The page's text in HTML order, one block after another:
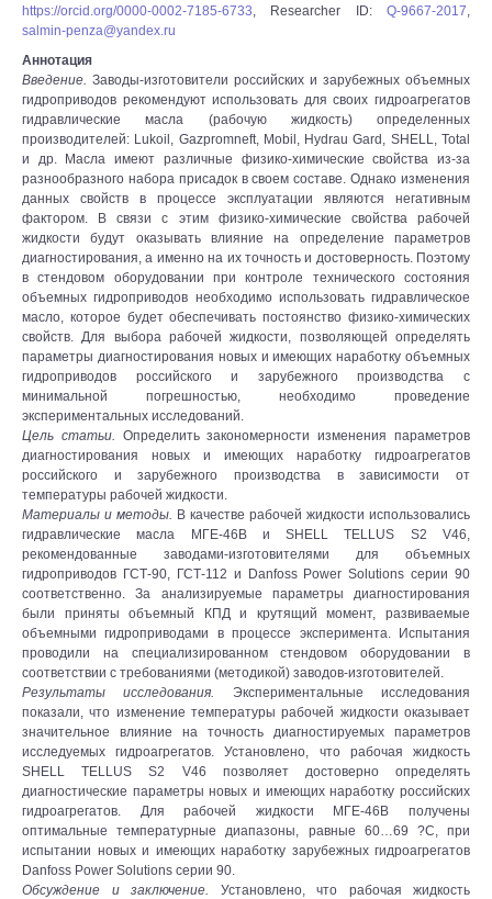
https://orcid.org/0000-0002-7185-6733, Researcher ID: Q-9667-2017,
salmin-penza@yandex.ru
Аннотация
Введение. Заводы-изготовители российских и зарубежных объемных
гидроприводов рекомендуют использовать для своих гидроагрегатов
гидравлические масла (рабочую жидкость) определенных
производителей: Lukoil, Gazpromneft, Mobil, Hydrau Gard, SHELL, Total
и др. Масла имеют различные физико-химические свойства из-за
разнообразного набора присадок в своем составе. Однако изменения
данных свойств в процессе эксплуатации являются негативным
фактором. В связи с этим физико-химические свойства рабочей
жидкости будут оказывать влияние на определение параметров
диагностирования, а именно на их точность и достоверность. Поэтому
в стендовом оборудовании при контроле технического состояния
объемных гидроприводов необходимо использовать гидравлическое
масло, которое будет обеспечивать постоянство физико-химических
свойств. Для выбора рабочей жидкости, позволяющей определять
параметры диагностирования новых и имеющих наработку объемных
гидроприводов российского и зарубежного производства с
минимальной погрешностью, необходимо проведение
экспериментальных исследований.
Цель статьи. Определить закономерности изменения параметров
диагностирования новых и имеющих наработку гидроагрегатов
российского и зарубежного производства в зависимости от
температуры рабочей жидкости.
Материалы и методы. В качестве рабочей жидкости использовались
гидравлические масла МГЕ-46В и SHELL TELLUS S2 V46,
рекомендованные заводами-изготовителями для объемных
гидроприводов ГСТ-90, ГСТ-112 и Danfoss Power Solutions серии 90
соответственно. За анализируемые параметры диагностирования
были приняты объемный КПД и крутящий момент, развиваемые
объемными гидроприводами в процессе эксперимента. Испытания
проводили на специализированном стендовом оборудовании в
соответствии с требованиями (методикой) заводов-изготовителей.
Результаты исследования. Экспериментальные исследования
показали, что изменение температуры рабочей жидкости оказывает
значительное влияние на точность диагностируемых параметров
исследуемых гидроагрегатов. Установлено, что рабочая жидкость
SHELL TELLUS S2 V46 позволяет достоверно определять
диагностические параметры новых и имеющих наработку российских
гидроагрегатов. Для рабочей жидкости МГЕ-46В получены
оптимальные температурные диапазоны, равные 60…69 ?С, при
испытании новых и имеющих наработку зарубежных гидроагрегатов
Danfoss Power Solutions серии 90.
Обсуждение и заключение. Установлено, что рабочая жидкость